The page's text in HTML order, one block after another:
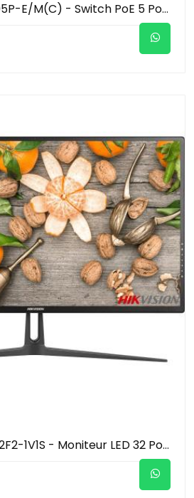
Hikvision DS-3E0105P-E/M(C) - Switch PoE 5 Ports Fast Ethernet (4 Ports PoE 35W + 1 Uplink RJ45) - Transmission Longue Portée 250m - Port Prioritaire VIP - Protection 6kV Boîtier Métal - Vidéosurveillance Pro
Hikvision DS-D5232F2-1V1S - Moniteur LED 32 Pouces Full HD 1080p Usages 24/7 (HDMI / VGA + Haut-Parleurs Intégrés 2x5W) - Écran de Contrôle & Vidéosurveillance Pro - Fixation VESA